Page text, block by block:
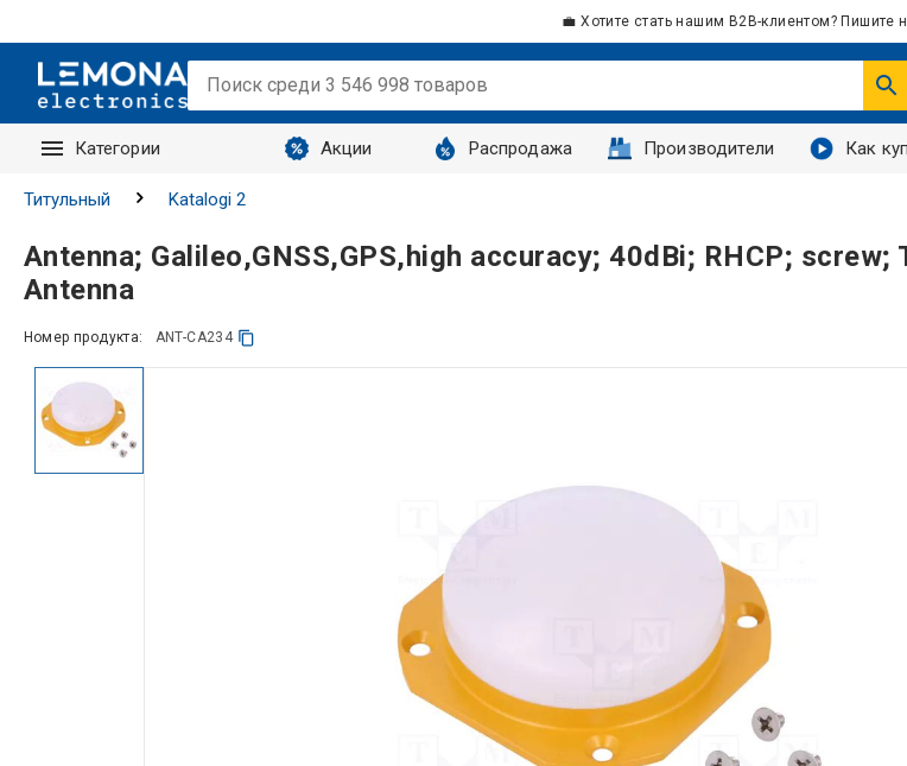
💼 Хотите стать нашим B2B-клиентом? Пишите
Категории Акции Распродажа Производители Как
Запросы
Титульный Katalogi 2
Antenna; Galileo,GNSS,GPS,high accuracy; 40dBi; RHCP; screw;
Antenna
Номер продукта: ANT-CA234